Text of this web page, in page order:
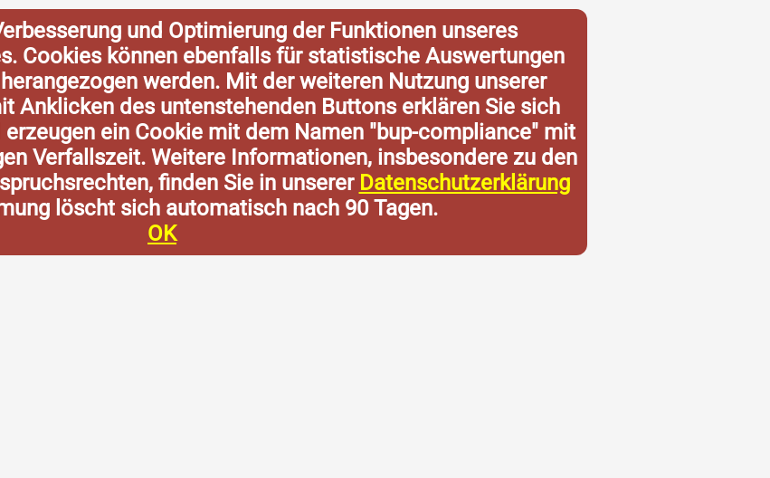
und Optimierung der Funktionen unseres
Cookies können ebenfalls für statistische Auswertungen
werden. Mit der weiteren Nutzung unserer
Anklicken des untenstehenden Buttons erklären Sie sich
ein Cookie mit dem Namen "bup-compliance" mit
Verfallszeit. Weitere Informationen, insbesondere zu den
finden Sie in unserer Datenschutzerklärung
löscht sich automatisch nach 90 Tagen.
OK